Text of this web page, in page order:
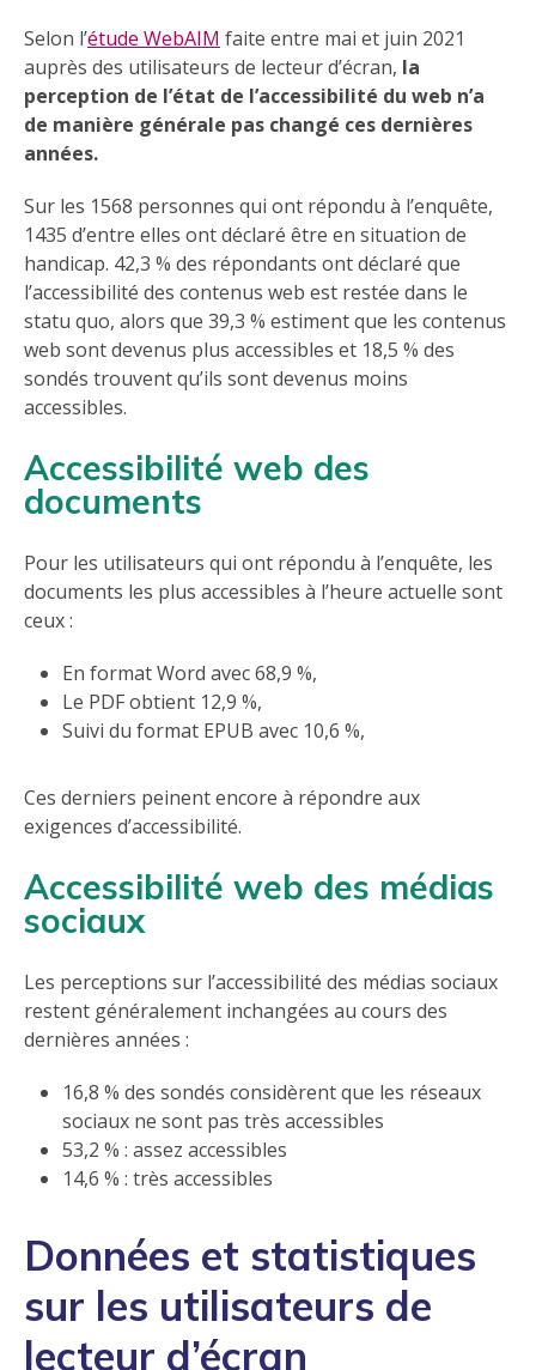
Selon l’étude WebAIM faite entre mai et juin 2021
auprès des utilisateurs de lecteur d’écran, la
perception de l’état de l’accessibilité du web n’a
de manière générale pas changé ces dernières
années.
Sur les 1568 personnes qui ont répondu à l’enquête,
1435 d’entre elles ont déclaré être en situation de
handicap. 42,3 % des répondants ont déclaré que
l’accessibilité des contenus web est restée dans le
statu quo, alors que 39,3 % estiment que les contenus
web sont devenus plus accessibles et 18,5 % des
sondés trouvent qu’ils sont devenus moins
accessibles.
Accessibilité web des
documents
Pour les utilisateurs qui ont répondu à l’enquête, les
documents les plus accessibles à l’heure actuelle sont
ceux :
En format Word avec 68,9 %,
Le PDF obtient 12,9 %,
Suivi du format EPUB avec 10,6 %,
Ces derniers peinent encore à répondre aux
exigences d’accessibilité.
Accessibilité web des médias
sociaux
Les perceptions sur l’accessibilité des médias sociaux
restent généralement inchangées au cours des
dernières années :
16,8 % des sondés considèrent que les réseaux
sociaux ne sont pas très accessibles
53,2 % : assez accessibles
14,6 % : très accessibles
Données et statistiques
sur les utilisateurs de
lecteur d’écran